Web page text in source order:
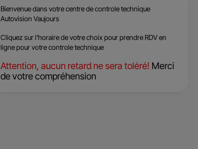
Bienvenue dans votre centre decontrole technique
Autovision Vaujours
Cliquez sur l'horaire de votre choix pour prendre RDV en
ligne pour votre controle technique
Attention, aucun retard ne sera toléré! Merci
de votre compréhension